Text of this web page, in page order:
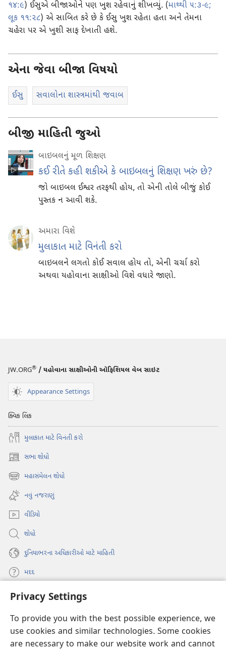
Privacy Settings
To provide you with the best possible experience, we
use cookies and similar technologies. Some cookies
are necessary to make our website work and cannot
૧૪:૯) ઈસુએ બીજાઓને પણ ખુશ રહેવાનું શીખવ્યું. (માથ્થી ૫:૩-૯;
લૂક ૧૧:૨૮) એ સાબિત કરે છે કે ઈસુ ખુશ રહેતા હતા અને તેમના
ચહેરા પર એ ખુશી સાફ દેખાતી હશે.
એના જેવા બીજા વિષયો
ઈસુ સવાલોના શાસ્ત્રમાંથી જવાબ
બીજી માહિતી જુઓ
બાઇબલનું મૂળ શિક્ષણ
કઈ રીતે કહી શકીએ કે બાઇબલનું શિક્ષણ ખરું છે?
જો બાઇબલ ઈશ્વર તરફથી હોય, તો એની તોલે બીજું કોઈ
પુસ્તક ન આવી શકે.
અમારા વિશે
મુલાકાત માટે વિનંતી કરો
બાઇબલને લગતો કોઈ સવાલ હોય તો, એની ચર્ચા કરો
અથવા યહોવાના સાક્ષીઓ વિશે વધારે જાણો.
JW.ORG® / યહોવાના સાક્ષીઓની ઑફિશિયલ વેબ સાઇટ
Appearance Settings
ક્વિક લિંક
મુલાકાત માટે વિનંતી કરો
સભા શોધો
(opens
new મહાસંમેલન શોધો
(opens
new
window)
નવું નજરાણું
વીડિયો
શોધો
દુનિયાભરના અધિકારીઓ માટે માહિતી
મદદ
દાન
new
window)વોચટાવર ઓનલાઇન લાઇબ્રેરી
(opens
new